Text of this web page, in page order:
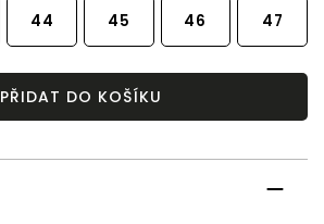
44 45 46 47
PŘIDAT DO KOŠÍKU